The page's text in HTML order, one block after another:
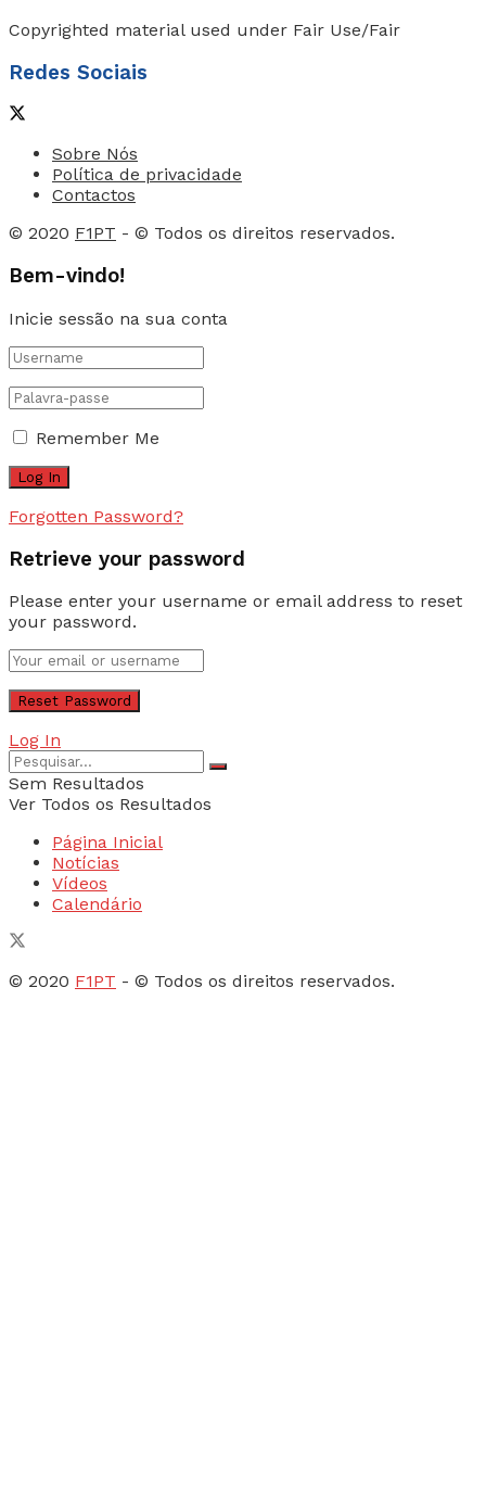
Copyrighted material used under Fair Use/Fair
Redes Sociais
Sobre Nós
Política de privacidade
Contactos
© 2020 F1PT - © Todos os direitos reservados.
Bem-vindo!
Inicie sessão na sua conta
Remember Me
Forgotten Password?
Retrieve your password
Please enter your username or email address to reset
your password.
Log In
Sem Resultados
Ver Todos os Resultados
Página Inicial
Notícias
Vídeos
Calendário
© 2020 F1PT - © Todos os direitos reservados.